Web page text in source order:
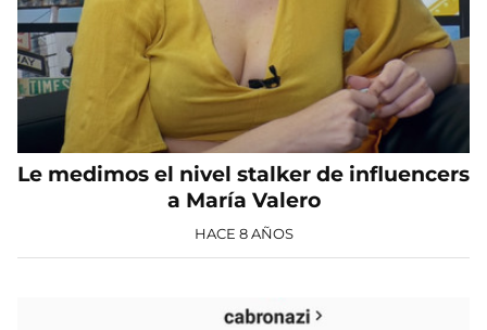
Le medimos el nivel stalker de influencers
a María Valero
HACE 8 AÑOS